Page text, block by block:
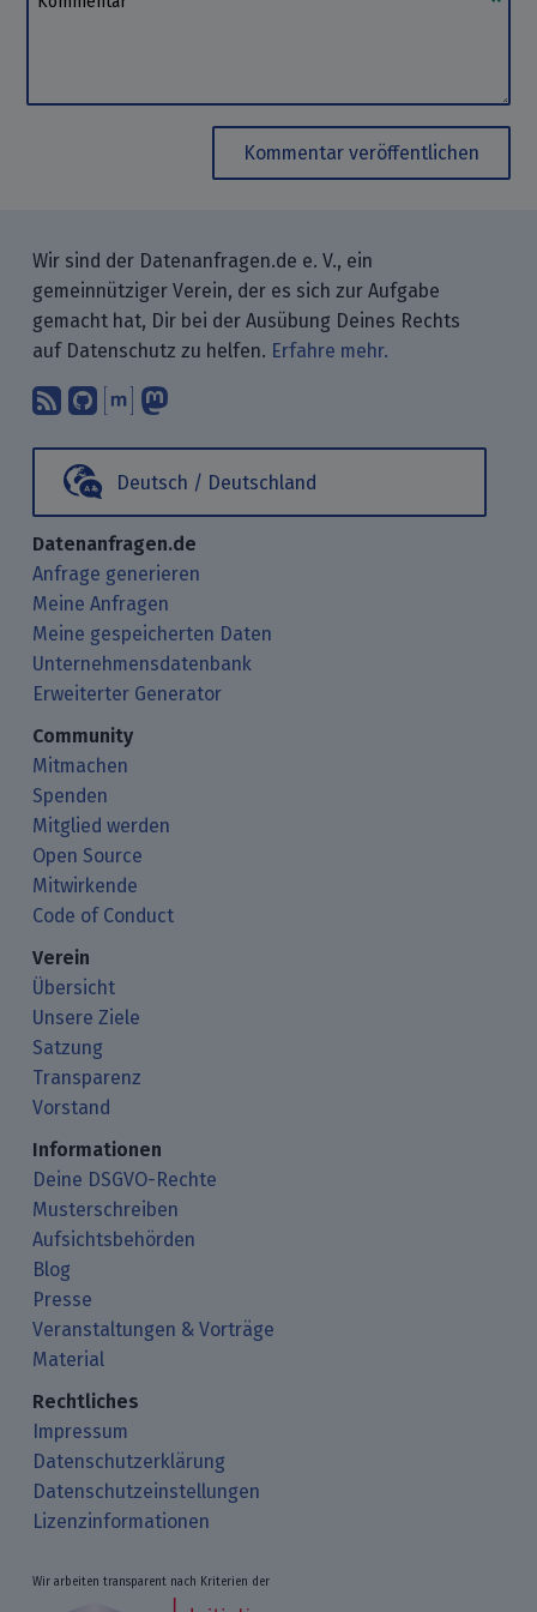
Kommentar veröffentlichen
Wir sind der Datenanfragen.de e. V., ein
gemeinnütziger Verein, der es sich zur Aufgabe
gemacht hat, Dir bei der Ausübung Deines Rechts
auf Datenschutz zu helfen. Erfahre mehr.
Abonniere unsere Blogbeiträge mit
Finde uns bei GitHub.
Unterhalte Dich mit uns über
Deutsch / Deutschland
Datenanfragen.de
Anfrage generieren
Meine Anfragen
Meine gespeicherten Daten
Unternehmensdatenbank
Erweiterter Generator
Community
Mitmachen
Spenden
Mitglied werden
Open Source
Mitwirkende
Code of Conduct
Verein
Übersicht
Unsere Ziele
Satzung
Transparenz
Vorstand
Informationen
Deine DSGVO-Rechte
Musterschreiben
Aufsichtsbehörden
Blog
Presse
Veranstaltungen & Vorträge
Material
Rechtliches
Impressum
Datenschutzerklärung
Datenschutzeinstellungen
Lizenzinformationen
Wir arbeiten transparent nach Kriterien der